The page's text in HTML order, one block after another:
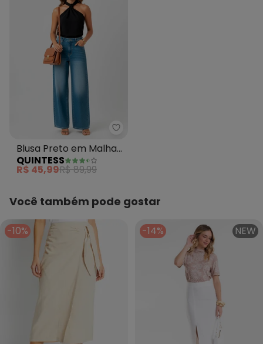
Quintess - Blusa Preto em
Blusa Preto em Malha
Crepe
QUINTESS
R$ 45,99R$ 89,99
Você também pode gostar
-10% -14% NEW